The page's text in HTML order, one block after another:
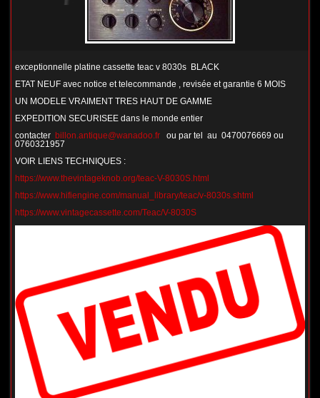
exceptionnelle platine cassette teac v 8030s BLACK
ETAT NEUF avec notice et telecommande , revisée et garantie 6 MOIS
UN MODELE VRAIMENT TRES HAUT DE GAMME
EXPEDITION SECURISEE dans le monde entier
contacter billon.antique@wanadoo.fr ou par tel au 0470076669 ou
0760321957
VOIR LIENS TECHNIQUES :
https://www.thevintageknob.org/teac-V-8030S.html
https://www.hifiengine.com/manual_library/teac/v-8030s.shtml
https://www.vintagecassette.com/Teac/V-8030S